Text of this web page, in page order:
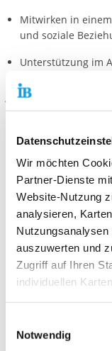
Wir möchten
Partner-Dienste
Website-Nutzung
analysieren,
auszuwerten und
Zugriff auf Ihren
individuellen
unsere Partner
Notwendig
Mitwirken in
und soziale
Unterstützung im
Was du
frühkindlicher
Zuverlässigkeit,
Geduld,
Situationen
Kommunikations-
Motivation,
mitzudenken